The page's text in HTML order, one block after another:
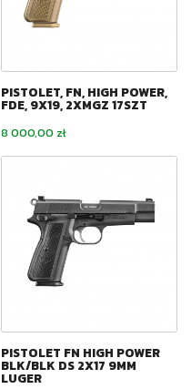
PISTOLET, FN, HIGH POWER,
FDE, 9X19, 2XMGZ 17SZT
Cena
8 000,00 zł
PISTOLET FN HIGH POWER
BLK/BLK DS 2X17 9MM
LUGER